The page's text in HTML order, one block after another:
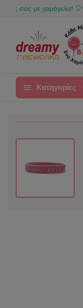
με χαμόγελα! 🎈💙
Κατηγορίες